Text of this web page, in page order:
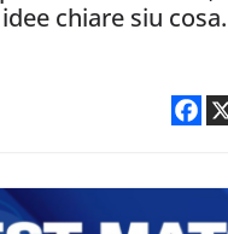
chiare siu cosa